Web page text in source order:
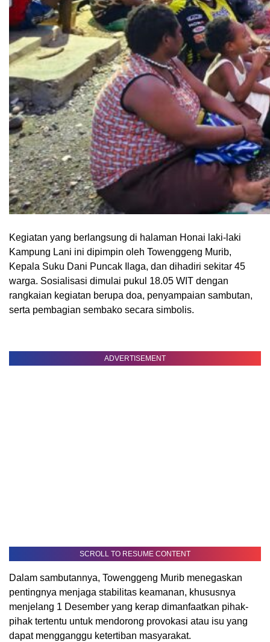
Kegiatan yang berlangsung di halaman Honai laki-laki
Kampung Lani ini dipimpin oleh Towenggeng Murib,
Kepala Suku Dani Puncak Ilaga, dan dihadiri sekitar 45
warga. Sosialisasi dimulai pukul 18.05 WIT dengan
rangkaian kegiatan berupa doa, penyampaian sambutan,
serta pembagian sembako secara simbolis.
ADVERTISEMENT
SCROLL TO RESUME CONTENT
Dalam sambutannya, Towenggeng Murib menegaskan
pentingnya menjaga stabilitas keamanan, khususnya
menjelang 1 Desember yang kerap dimanfaatkan pihak-
pihak tertentu untuk mendorong provokasi atau isu yang
dapat mengganggu ketertiban masyarakat.